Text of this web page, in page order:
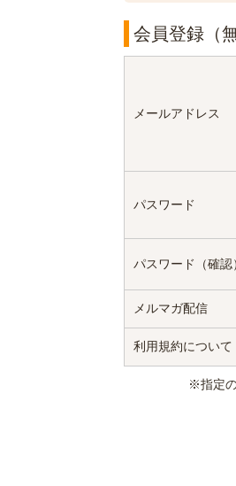
会員登録（無
メールアドレス
パスワード
パスワード（確認
メルマガ配信
利用規約について
※指定